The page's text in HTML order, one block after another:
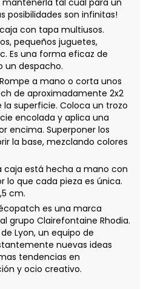
tal cual para un
posibilidades son infinitas!
caja con tapa multiusos.
pequeños juguetes,
Es una forma eficaz de
un despacho.
Rompe a mano o corta unos
de aproximadamente 2x2
superficie. Coloca un trozo
encolada y aplica una
encima. Superponer los
la base, mezclando colores
caja está hecha a mano con
lo que cada pieza es única.
cm.
es una marca
grupo Clairefontaine Rhodia.
Lyon, un equipo de
nuevas ideas
tendencias en
y ocio creativo.